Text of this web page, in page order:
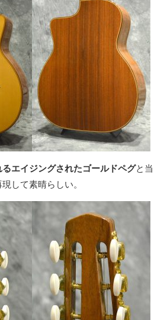
エイジングされたゴールドペグと当
して素晴らしい。